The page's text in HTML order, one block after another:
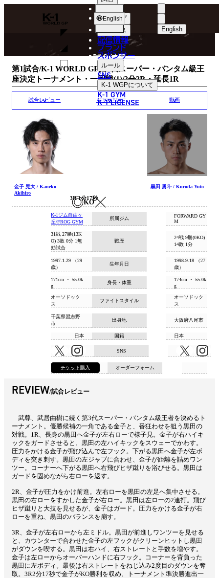
K-
WGP
English
ショップ
ニュース
配信情報
ブランド
スポンサー
ルール
SNS
K-1 WGPについて
K-1 GYM
K-1 LICENSE
English
MATCH RESULT
試合結果
第1試合/K-1 WORLD GP第3代スーパー・バンタム級王
座決定トーナメント・一回戦(1)/3分3R・延長1R
試合レビュー ギャラリー 動画
金子 晃大 / Kaneko
Akihiro
KO
3R 1分17秒
黒田 勇斗 / Kuroda Yuto
所属ジム
K-1ジム自由ヶ
丘/FROG GYM
FORWARD GY
M
戦歴
31戦 27勝(13K
O) 3敗 0分 1無
効試合
24戦 9勝(0KO)
14敗 1分
生年月日
1997.1.29 （29
歳）
1998.9.18 （27
歳）
身長・体重
171cm ・ 55.0k
g
174cm ・ 55.0k
g
ファイトスタイル
オーソドック
ス
オーソドック
ス
出身地
千葉県習志野
市
大阪府八尾市
国籍
日本 日本
SNS
オーダーフォーム
チケット購入
REVIEW 試合レビュー
武尊、武居由樹に続く第3代スーパー・バンタム級王者を決めるト
ーナメント。優勝候補の一角である金子と、番狂わせを狙う黒田の
対戦。1R、長身の黒田へ金子が左右ローで様子見。金子が右ハイキ
ックをガードさせると、黒田の左ハイキックをスウェーでかわす。
圧力をかける金子が飛び込んで左フック。下がる黒田へ金子が左ボ
ディを突き刺す。黒田の左ジャブに合わせ、金子が距離を詰めワン
ツー。コーナーへ下がる黒田へ右飛びヒザ蹴りを浴びせる。黒田は
ガードを固めながら右ローを返す。
2R、金子が圧力をかけ前進。左右ローを黒田の左足へ集中させる。
黒田の右ローをすかした金子が右ロー。黒田は左ローの2連打。飛び
ヒザ蹴りと大技を見せるが、金子はガード。圧力をかける金子が右
ローを重ね、黒田のバランスを崩す。
3R、金子が左右ローから左ミドル。黒田が前進しワンツーを見せる
と、カウンターで合わせた金子の左フックがクリーンヒットし黒田
がダウンを喫する。黒田は右ハイ、右ストレートと手数を増やす。
金子は左ローからオーバーハンドに右フック。コーナーを背負った
黒田に左ボディ。最後は右ストレートをねじ込み2度目のダウンを奪
取。3R2分17秒で金子がKO勝利を収め、トーナメント準決勝進出一